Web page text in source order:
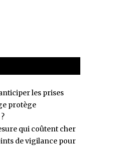
les prises
protège
qui coûtent cher
de vigilance pour